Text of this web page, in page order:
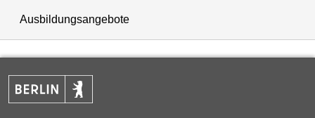
Ausbildungsangebote